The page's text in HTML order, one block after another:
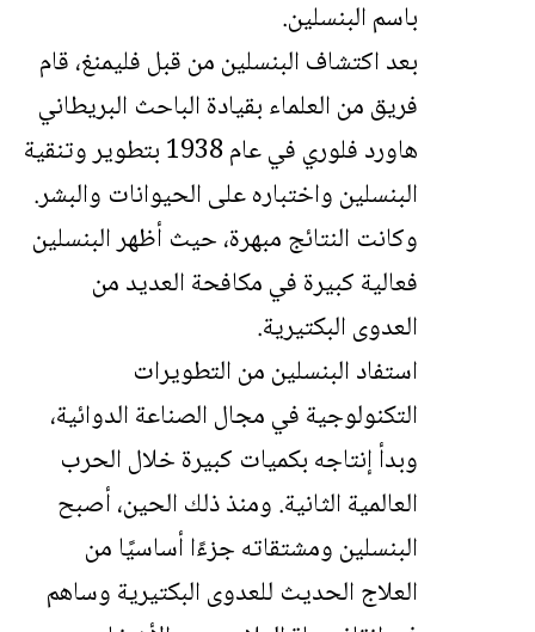
باسم البنسلين.
بعد اكتشاف البنسلين من قبل فليمنغ، قام
فريق من العلماء بقيادة الباحث البريطاني
هاورد فلوري في عام 1938 بتطوير وتنقية
البنسلين واختباره على الحيوانات والبشر.
وكانت النتائج مبهرة، حيث أظهر البنسلين
فعالية كبيرة في مكافحة العديد من
العدوى البكتيرية.
استفاد البنسلين من التطويرات
التكنولوجية في مجال الصناعة الدوائية،
وبدأ إنتاجه بكميات كبيرة خلال الحرب
العالمية الثانية. ومنذ ذلك الحين، أصبح
البنسلين ومشتقاته جزءًا أساسيًا من
العلاج الحديث للعدوى البكتيرية وساهم